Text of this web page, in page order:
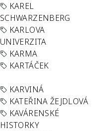
KAREL
SCHWARZENBERG
KARLOVA
UNIVERZITA
KARMA
KARTÁČEK
KARVINÁ
KATEŘINA ŽEJDLOVÁ
KAVÁRENSKÉ
HISTORKY